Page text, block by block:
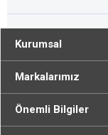
Kurumsal
Markalarımız
Önemli Bilgiler